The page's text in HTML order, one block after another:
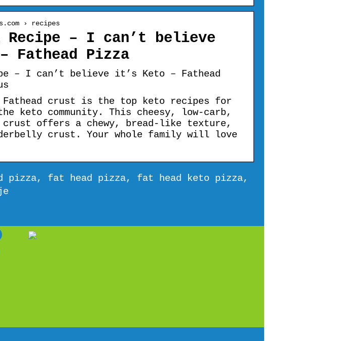
› recipes
Recipe – I can’t believe
Fathead Pizza
– I can’t believe it’s Keto – Fathead
Fathead crust is the top keto recipes for
keto community. This cheesy, low-carb,
offers a chewy, bread-like texture,
crust. Your whole family will love
pizza, fat head pizza, fat head keto pizza,